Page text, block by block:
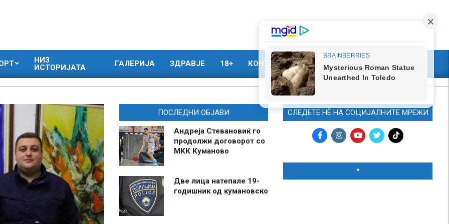
НИЗ
ИСТОРИЈАТА
ГАЛЕРИЈА ЗДРАВЈЕ 18+ КОНТАКТ МАРКЕТИНГ
ПОСЛЕДНИ ОБЈАВИ
Андреја Стевановиќ го
продолжи договорот со
МКК Куманово
Две лица натепале 19-
годишник од кумановско
СЛЕДЕТЕ НЀ НА СОЦИЈАЛНИТЕ МРЕЖИ
*